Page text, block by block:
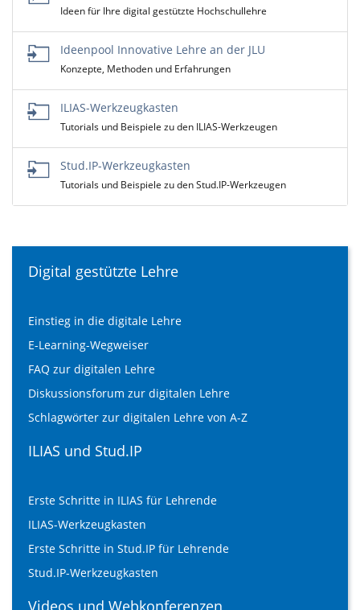
Ideen für Ihre digital gestützte Hochschullehre
Ideenpool Innovative Lehre an der JLU
Konzepte, Methoden und Erfahrungen
ILIAS-Werkzeugkasten
Tutorials und Beispiele zu den ILIAS-Werkzeugen
Stud.IP-Werkzeugkasten
Tutorials und Beispiele zu den Stud.IP-Werkzeugen
Digital gestützte Lehre
Einstieg in die digitale Lehre
E-Learning-Wegweiser
FAQ zur digitalen Lehre
Diskussionsforum zur digitalen Lehre
Schlagwörter zur digitalen Lehre von A-Z
ILIAS und Stud.IP
Erste Schritte in ILIAS für Lehrende
ILIAS-Werkzeugkasten
Erste Schritte in Stud.IP für Lehrende
Stud.IP-Werkzeugkasten
Videos und Webkonferenzen